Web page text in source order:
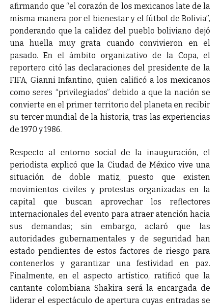
afirmando que “el corazón de los mexicanos late de la
misma manera por el bienestar y el fútbol de Bolivia”,
ponderando que la calidez del pueblo boliviano dejó
una huella muy grata cuando convivieron en el
pasado. En el ámbito organizativo de la Copa, el
reportero citó las declaraciones del presidente de la
FIFA, Gianni Infantino, quien calificó a los mexicanos
como seres “privilegiados” debido a que la nación se
convierte en el primer territorio del planeta en recibir
su tercer mundial de la historia, tras las experiencias
de 1970 y 1986.
Respecto al entorno social de la inauguración, el
periodista explicó que la Ciudad de México vive una
situación de doble matiz, puesto que existen
movimientos civiles y protestas organizadas en la
capital que buscan aprovechar los reflectores
internacionales del evento para atraer atención hacia
sus demandas; sin embargo, aclaró que las
autoridades gubernamentales y de seguridad han
estado pendientes de estos factores de riesgo para
contenerlos y garantizar una festividad en paz.
Finalmente, en el aspecto artístico, ratificó que la
cantante colombiana Shakira será la encargada de
liderar el espectáculo de apertura cuyas entradas se